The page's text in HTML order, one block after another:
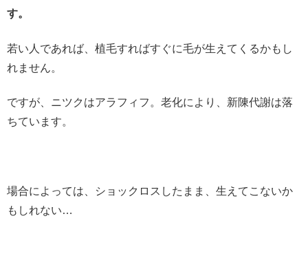
す。
若い人であれば、植毛すればすぐに毛が生えてくるかもし
れません。
ですが、ニツクはアラフィフ。老化により、新陳代謝は落
ちています。
場合によっては、ショックロスしたまま、生えてこないか
もしれない…